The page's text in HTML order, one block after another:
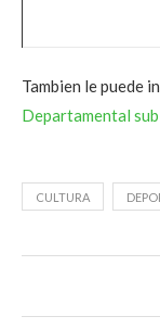
Tambien le puede
Departamental
CULTURA